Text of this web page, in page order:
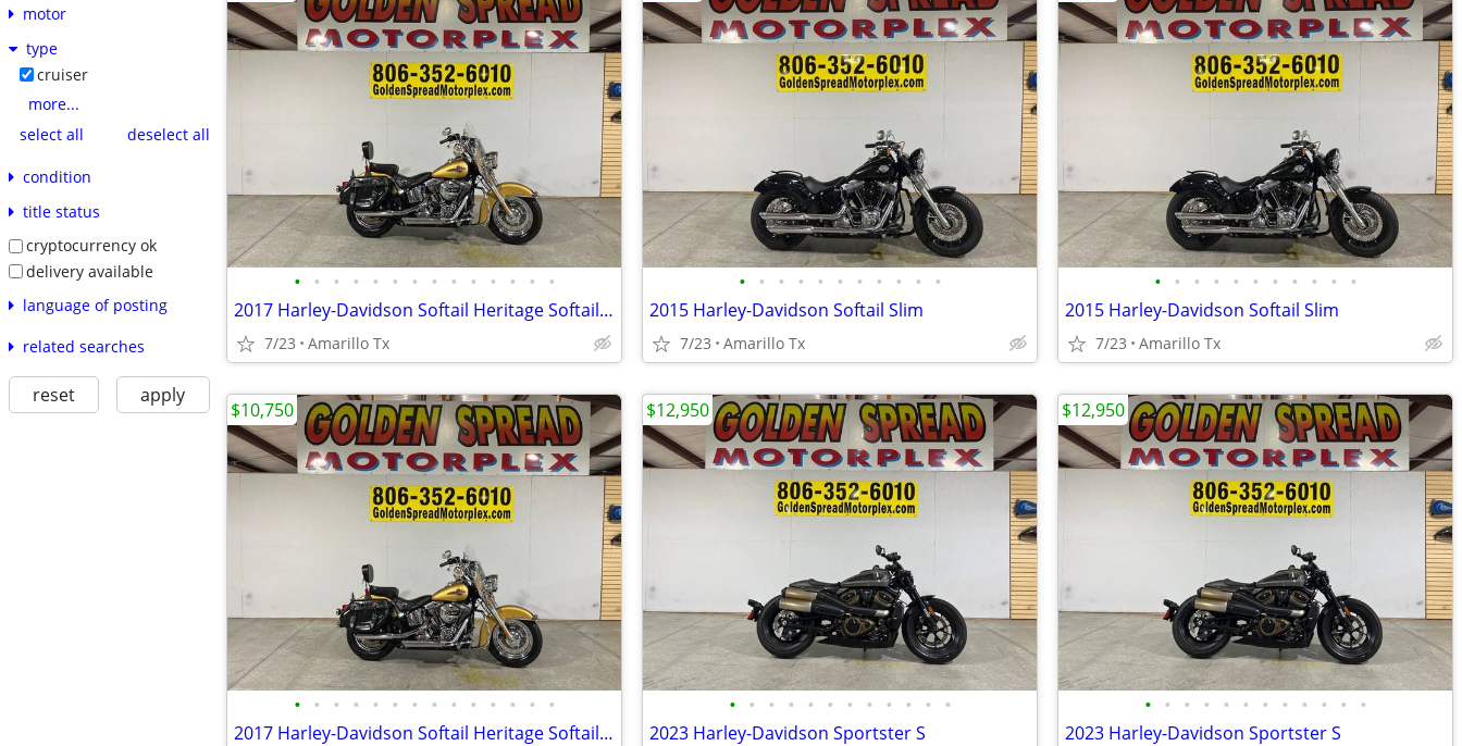
motor
type
cruiser
more...
select all
deselect all
condition
title status
cryptocurrency ok
delivery available
language of posting
related searches
reset apply
• • • • • • • • • • • • • •
2017 Harley-Davidson Softail Heritage Softail Classic
7/23 Amarillo Tx
• • • • • • • • • • •
2015 Harley-Davidson Softail Slim
7/23 Amarillo Tx
• • • • • • • • • • •
2015 Harley-Davidson Softail Slim
7/23 Amarillo Tx
• • • • • • • • • • • • • •
2017 Harley-Davidson Softail Heritage Softail Classic
$10,750
• • • • • • • • • • • •
2023 Harley-Davidson Sportster S
$12,950
• • • • • • • • • • • •
2023 Harley-Davidson Sportster S
$12,950